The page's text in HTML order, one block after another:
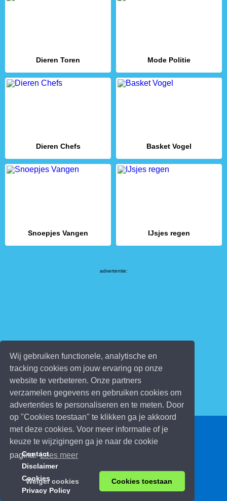
Wij gebruiken functionele, analytische en
tracking cookies om jouw ervaring op onze
website te verbeteren. Onze partners
verzamelen gegevens en gebruiken cookies om
advertenties te personaliseren en te meten. Door
op "Cookies toestaan" te klikken ga je akkoord
met deze cookies. Voor meer informatie of je
keuze te wijzigingen ga je naar de cookie
pagina.Lees meer
Weiger cookies Cookies toestaan
Dieren Toren Mode Politie
Dieren Chefs Basket Vogel
Snoepjes Vangen IJsjes regen
advertentie:
© 2026 Kinderspelletjes.be
Contact
Disclaimer
Cookies
Privacy Policy